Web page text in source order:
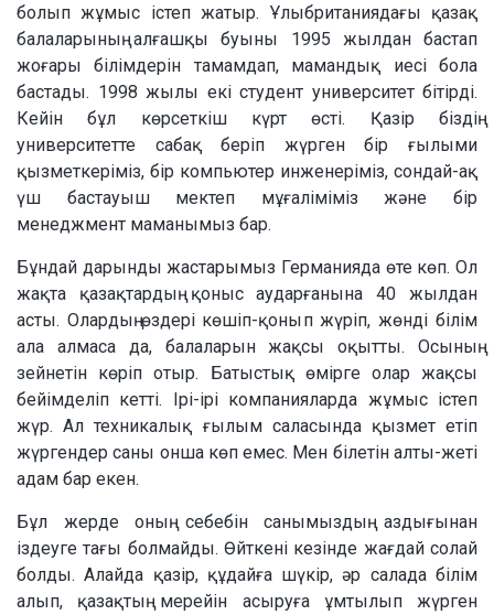
болып жұмыс істеп жатыр. Ұлыбританиядағы қазақ
балаларының алғашқы буыны 1995 жылдан бастап
жоғары білімдерін тамамдап, мамандық иесі бола
бастады. 1998 жылы екі студент университет бітірді.
Кейін бұл көрсеткіш күрт өсті. Қазір біздің
университетте сабақ беріп жүрген бір ғылыми
қызметкеріміз, бір компьютер инженеріміз, сондай-ақ
үш бастауыш мектеп мұғаліміміз және бір
менеджмент маманымыз бар.
Бұндай дарынды жастарымыз Германияда өте көп. Ол
жақта қазақтардың қоныс аударғанына 40 жылдан
асты. Олардың өздері көшіп-қонып жүріп, жөнді білім
ала алмаса да, балаларын жақсы оқытты. Осының
зейнетін көріп отыр. Батыстық өмірге олар жақсы
бейімделіп кетті. Ірі-ірі компанияларда жұмыс істеп
жүр. Ал техникалық ғылым саласында қызмет етіп
жүргендер саны онша көп емес. Мен білетін алты-жеті
адам бар екен.
Бұл жерде оның себебін санымыздың аздығынан
іздеуге тағы болмайды. Өйткені кезінде жағдай солай
болды. Алайда қазір, құдайға шүкір, әр салада білім
алып, қазақтың мерейін асыруға ұмтылып жүрген